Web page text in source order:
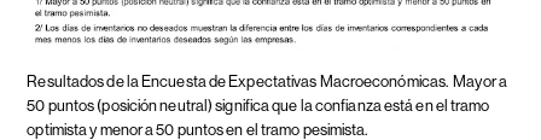
Resultados de la Encuesta de Expectativas Macroeconómicas. Mayor a
50 puntos (posición neutral) significa que la confianza está en el tramo
optimista y menor a 50 puntos en el tramo pesimista.